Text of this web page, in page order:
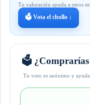
Tu valoración ayuda a otros
🗳️ Vota el chollo ↓
🗳️ ¿Comprarías
Tu voto es anónimo y